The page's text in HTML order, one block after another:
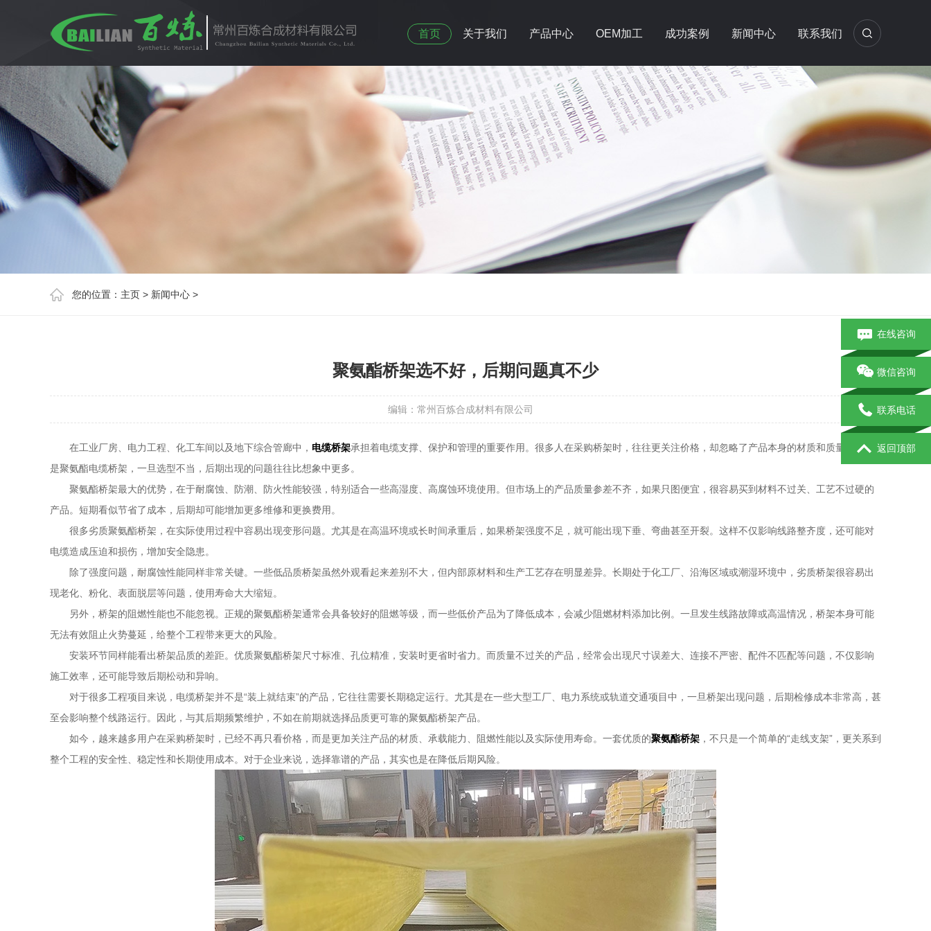
首页 关于我们 产品中心 OEM加工 成功案例 新闻中心 联系我们
您的位置： 主页 > 新闻中心 >
聚氨酯桥架选不好，后期问题真不少
编辑：常州百炼合成材料有限公司
在工业厂房、电力工程、化工车间以及地下综合管廊中， 电缆桥架承担着电缆支撑、保护和管理的重要作用。很多人在采购桥架时，往往更关注价格，却忽略了产品本身的材质和质量。尤其
是聚氨酯电缆桥架，一旦选型不当，后期出现的问题往往比想象中更多。
聚氨酯桥架最大的优势，在于耐腐蚀、防潮、防火性能较强，特别适合一些高湿度、高腐蚀环境使用。但市场上的产品质量参差不齐，如果只图便宜，很容易买到材料不过关、工艺不过硬的
产品。短期看似节省了成本，后期却可能增加更多维修和更换费用。
很多劣质聚氨酯桥架，在实际使用过程中容易出现变形问题。尤其是在高温环境或长时间承重后，如果桥架强度不足，就可能出现下垂、弯曲甚至开裂。这样不仅影响线路整齐度，还可能对
电缆造成压迫和损伤，增加安全隐患。
除了强度问题，耐腐蚀性能同样非常关键。一些低品质桥架虽然外观看起来差别不大，但内部原材料和生产工艺存在明显差异。长期处于化工厂、沿海区域或潮湿环境中，劣质桥架很容易出
现老化、粉化、表面脱层等问题，使用寿命大大缩短。
另外，桥架的阻燃性能也不能忽视。正规的聚氨酯桥架通常会具备较好的阻燃等级，而一些低价产品为了降低成本，会减少阻燃材料添加比例。一旦发生线路故障或高温情况，桥架本身可能
无法有效阻止火势蔓延，给整个工程带来更大的风险。
安装环节同样能看出桥架品质的差距。优质聚氨酯桥架尺寸标准、孔位精准，安装时更省时省力。而质量不过关的产品，经常会出现尺寸误差大、连接不严密、配件不匹配等问题，不仅影响
施工效率，还可能导致后期松动和异响。
对于很多工程项目来说，电缆桥架并不是“装上就结束”的产品，它往往需要长期稳定运行。尤其是在一些大型工厂、电力系统或轨道交通项目中，一旦桥架出现问题，后期检修成本非常高，甚
至会影响整个线路运行。因此，与其后期频繁维护，不如在前期就选择品质更可靠的聚氨酯桥架产品。
如今，越来越多用户在采购桥架时，已经不再只看价格，而是更加关注产品的材质、承载能力、阻燃性能以及实际使用寿命。一套优质的聚氨酯桥架 ，不只是一个简单的“走线支架”，更关系到
整个工程的安全性、稳定性和长期使用成本。对于企业来说，选择靠谱的产品，其实也是在降低后期风险。
在线咨询
微信咨询
联系电话
返回顶部